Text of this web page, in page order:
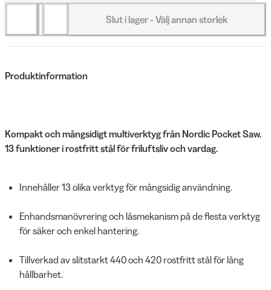
Slut i lager - Välj annan storlek
Produktinformation
Kompakt och mångsidigt multiverktyg från Nordic Pocket Saw.
13 funktioner i rostfritt stål för friluftsliv och vardag.
Innehåller 13 olika verktyg för mångsidig användning.
Enhandsmanövrering och låsmekanism på de flesta verktyg
för säker och enkel hantering.
Tillverkad av slitstarkt 440 och 420 rostfritt stål för lång
hållbarhet.